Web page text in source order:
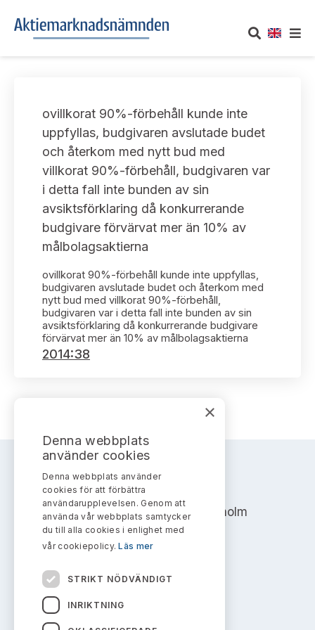
Om oss
Vårt uppdrag
Informationsgivning
Arbetssätt och jävsfrågor
Arbetsordning
Ledamöter
Publikationer och anföranden
UTTALANDEN
Om nämndens uttalanden
Framställningar och konsultation
Uttalanden sorterade efter publiceringsdatum
Samtliga uttalanden sorterade årsvis
Uttalanden sorterade ämnesvis
Sök uttalanden
TAKEOVER-REGLER
Takeover-regler för reglerade marknader och vissa
handelsplattformar
AKTUELLT
Nyheter och pressmeddelanden
Prenumerera
Bildarkiv
KONTAKT
Kontakt angående ansökningar och uttalanden
Kontakt administrativa ärenden
ovillkorat 90%-förbehåll kunde inte
uppfyllas, budgivaren avslutade budet
och återkom med nytt bud med
villkorat 90%-förbehåll, budgivaren var
i detta fall inte bunden av sin
avsiktsförklaring då konkurrerande
budgivare förvärvat mer än 10% av
målbolagsaktierna
ovillkorat 90%-förbehåll kunde inte uppfyllas,
budgivaren avslutade budet och återkom med
nytt bud med villkorat 90%-förbehåll,
budgivaren var i detta fall inte bunden av sin
avsiktsförklaring då konkurrerande budgivare
förvärvat mer än 10% av målbolagsaktierna
2014:38
AKTIEMARKNADSNÄMNDEN
Address: Box 7354, 103 90 Stockholm
info@aktiemarknadsnamnden.se
Om innehållet
Om webbplatsen
×
Denna webbplats
använder cookies
Denna webbplats använder
cookies för att förbättra
användarupplevelsen. Genom att
använda vår webbplats samtycker
du till alla cookies i enlighet med
vår cookiepolicy.Läs mer
STRIKT NÖDVÄNDIGT
INRIKTNING